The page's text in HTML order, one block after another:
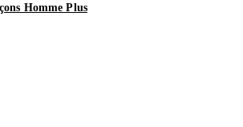
Homme Plus